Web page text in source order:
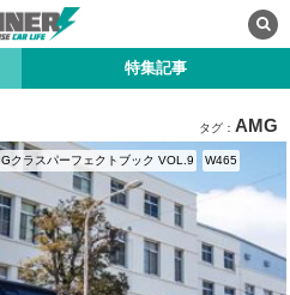
特集記事
タグ： AMG
Gクラスパーフェクトブック VOL.9 W465